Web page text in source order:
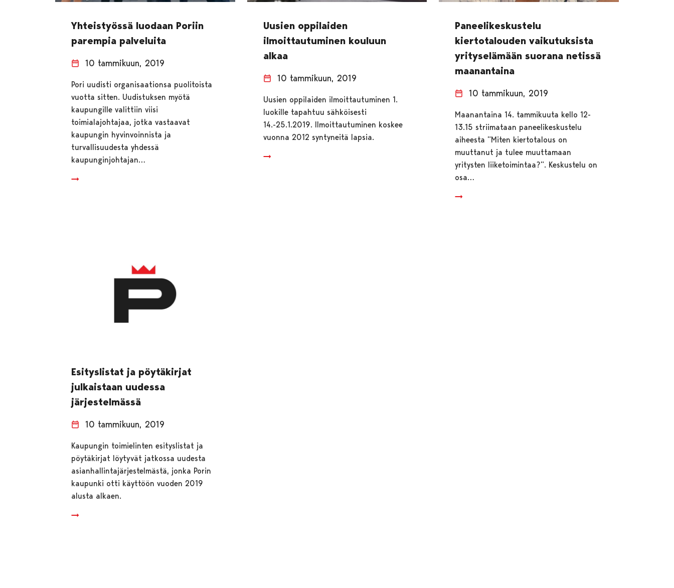
Yhteistyössä luodaan Poriin
parempia palveluita
10 tammikuun, 2019
Pori uudisti organisaationsa puolitoista
vuotta sitten. Uudistuksen myötä
kaupungille valittiin viisi
toimialajohtajaa, jotka vastaavat
kaupungin hyvinvoinnista ja
turvallisuudesta yhdessä
kaupunginjohtajan…
Uusien oppilaiden
ilmoittautuminen kouluun
alkaa
10 tammikuun, 2019
Uusien oppilaiden ilmoittautuminen 1.
luokille tapahtuu sähköisesti
14.-25.1.2019. Ilmoittautuminen koskee
vuonna 2012 syntyneitä lapsia.
Paneelikeskustelu
kiertotalouden vaikutuksista
yrityselämään suorana netissä
maanantaina
10 tammikuun, 2019
Maanantaina 14. tammikuuta kello 12-
13.15 striimataan paneelikeskustelu
aiheesta ”Miten kiertotalous on
muuttanut ja tulee muuttamaan
yritysten liiketoimintaa?”. Keskustelu on
osa…
Esityslistat ja pöytäkirjat
julkaistaan uudessa
järjestelmässä
10 tammikuun, 2019
Kaupungin toimielinten esityslistat ja
pöytäkirjat löytyvät jatkossa uudesta
asianhallintajärjestelmästä, jonka Porin
kaupunki otti käyttöön vuoden 2019
alusta alkaen.